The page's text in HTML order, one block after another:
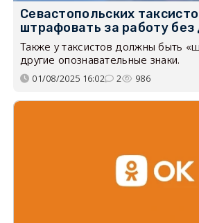
Севастопольских
штрафовать за работу без
Также у таксистов должны быть
другие опознавательные знаки.
01/08/2025 16:02 2 986